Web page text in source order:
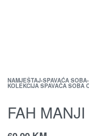
NAMJEŠTAJ›SPAVAĆA SOBA›
KOLEKCIJA SPAVAĆA SOBA
FAH